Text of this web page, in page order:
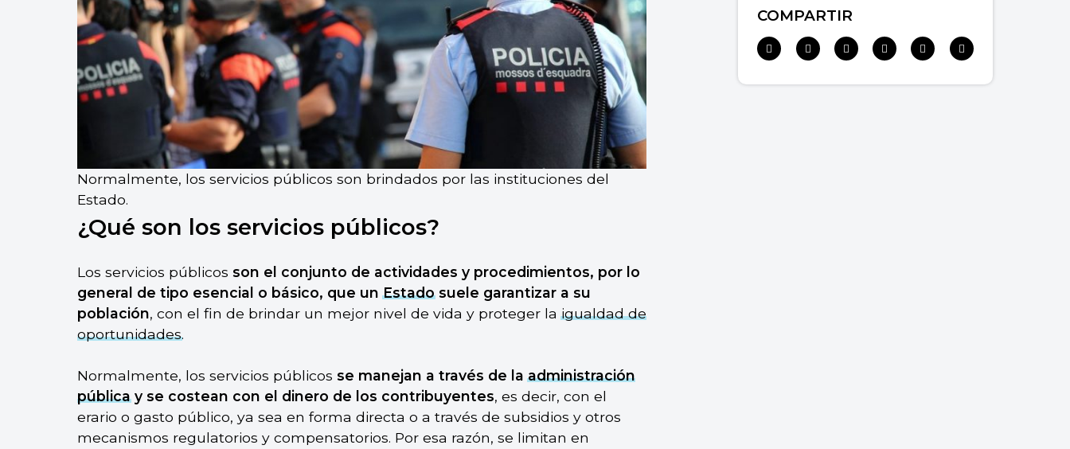
Normalmente, los servicios públicos son brindados por las instituciones del
Estado.
¿Qué son los servicios públicos?
Los servicios públicos son el conjunto de actividades y procedimientos, por lo
general de tipo esencial o básico, que unEstadosuele garantizar a su
población, con el fin de brindar un mejor nivel de vida y proteger laigualdad de
oportunidades.
Normalmente, los servicios públicos se manejan a través de laadministración
públicay se costean con el dinero de los contribuyentes, es decir, con el
erario o gasto público, ya sea en forma directa o a través de subsidios y otros
mecanismos regulatorios y compensatorios. Por esa razón, se limitan en
COMPARTIR